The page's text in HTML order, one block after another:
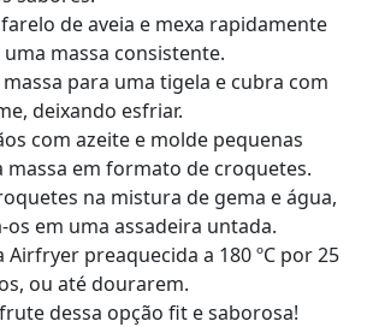
de aveia e mexa rapidamente
massa consistente.
para uma tigela e cubra com
deixando esfriar.
com azeite e molde pequenas
massa em formato de croquetes.
na mistura de gema e água,
os em uma assadeira untada.
Airfryer preaquecida a 180 ºC por 25
ou até dourarem.
dessa opção fit e saborosa!